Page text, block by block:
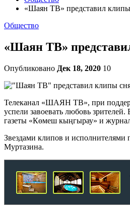
«Шаян ТВ» представил клипы
Общество
«Шаян ТВ»
Опубликовано Дек 18, 2020 10
Телеканал «ШАЯН ТВ», при
успели завоевать любовь
газеты «Көмеш кыңгырау» и
Звездами клипов и
Муртазина.